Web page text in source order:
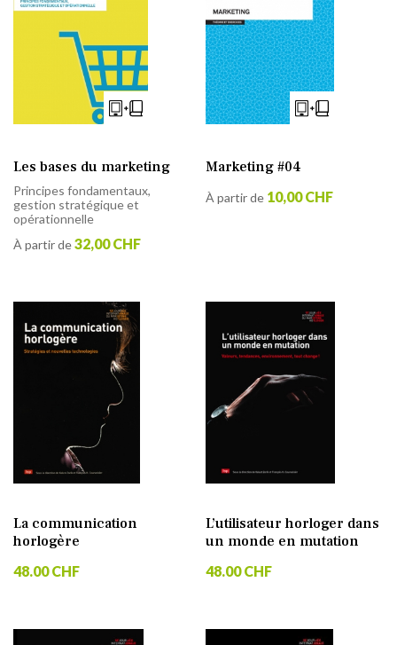
Les bases du marketing
Principes fondamentaux,
gestion stratégique et
opérationnelle
À partir de32,00 CHF
Marketing #04
À partir de 10,00 CHF
La communication
horlogère
48.00 CHF
L’utilisateur horloger dans
un monde en mutation
48.00 CHF